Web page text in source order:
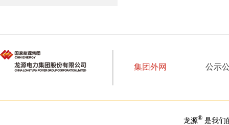
集团外网 公示
龙源®是我们